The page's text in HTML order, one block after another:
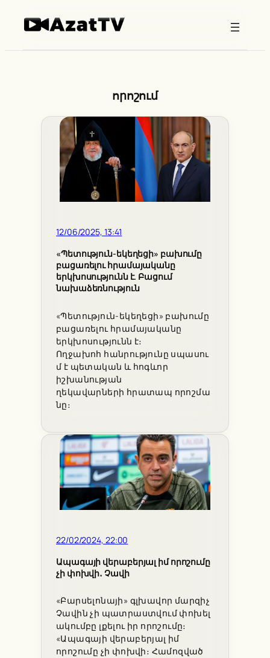
որոշում
12/06/2025, 13:41
«Պետություն-եկեղեցի» բախումը
բացառելու հրամայականը
երկխոսությունն է. Բացում
նախաձեռնություն
«Պետություն-եկեղեցի» բախումը
բացառելու հրամայականը
երկխոսությունն է։
Ողջախոհ հանրությունը սպասու
մ է պետական և հոգևոր
իշխանության
ղեկավարների հրատապ որոշմա
նը։
22/02/2024, 22:00
Ապագայի վերաբերյալ իմ որոշումը
չի փոխվի․ Չավի
«Բարսելոնայի» գլխավոր մարզիչ
Չավին չի պատրաստվում փոխել
ակումբը լքելու իր որոշումը։
«Ապագայի վերաբերյալ իմ
որոշումը չի փոխվի։ Համոզված